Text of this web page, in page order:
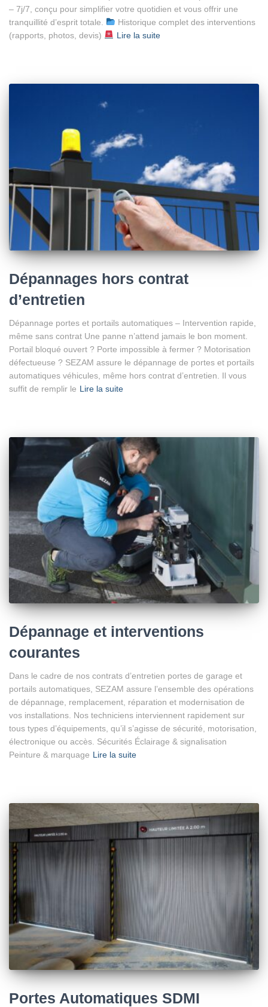
– 7j/7, conçu pour simplifier votre quotidien et vous offrir une
tranquillité d’esprit totale.
Historique complet des interventions
(rapports, photos, devis)
Lire la suite
Dépannages hors contrat
d’entretien
Dépannage portes et portails automatiques – Intervention rapide,
même sans contrat Une panne n’attend jamais le bon moment.
Portail bloqué ouvert ? Porte impossible à fermer ? Motorisation
défectueuse ? SEZAM assure le dépannage de portes et portails
automatiques véhicules, même hors contrat d’entretien. Il vous
suffit de remplir le Lire la suite
Dépannage et interventions
courantes
Dans le cadre de nos contrats d’entretien portes de garage et
portails automatiques, SEZAM assure l’ensemble des opérations
de dépannage, remplacement, réparation et modernisation de
vos installations. Nos techniciens interviennent rapidement sur
tous types d’équipements, qu’il s’agisse de sécurité, motorisation,
électronique ou accès. Sécurités Éclairage & signalisation
Peinture & marquage Lire la suite
Portes Automatiques SDMI